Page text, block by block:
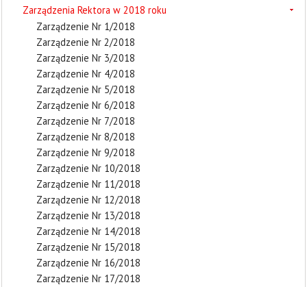
Zarządzenia Rektora w 2018 roku
Zarządzenie Nr 1/2018
Zarządzenie Nr 2/2018
Zarządzenie Nr 3/2018
Zarządzenie Nr 4/2018
Zarządzenie Nr 5/2018
Zarządzenie Nr 6/2018
Zarządzenie Nr 7/2018
Zarządzenie Nr 8/2018
Zarządzenie Nr 9/2018
Zarządzenie Nr 10/2018
Zarządzenie Nr 11/2018
Zarządzenie Nr 12/2018
Zarządzenie Nr 13/2018
Zarządzenie Nr 14/2018
Zarządzenie Nr 15/2018
Zarządzenie Nr 16/2018
Zarządzenie Nr 17/2018